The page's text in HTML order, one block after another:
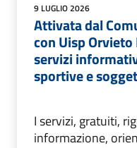
9 LUGLIO 2026
Attivata dal
con Uisp
servizi
sportive e
I servizi, gratuiti,
informazione,